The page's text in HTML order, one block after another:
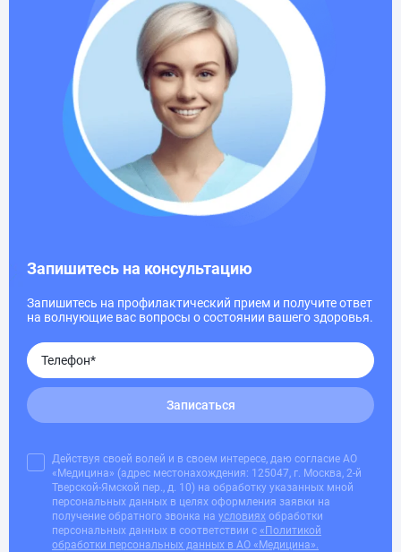
Запишитесь на консультацию
Запишитесь на профилактический прием и получите ответ
на волнующие вас вопросы о состоянии вашего здоровья.
Записаться
Действуя своей волей и в своем интересе, даю согласие АО
«Медицина» (адрес местонахождения: 125047, г. Москва, 2-й
Тверской-Ямской пер., д. 10) на обработку указанных мной
персональных данных в целях оформления заявки на
получение обратного звонка на условиях обработки
персональных данных в соответствии с «Политикой
обработки персональных данных в АО «Медицина».